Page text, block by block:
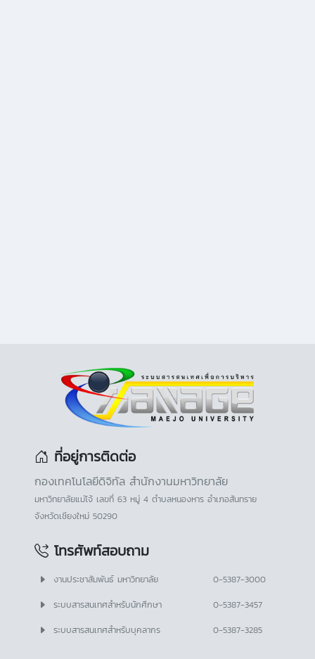
ที่อยู่การติดต่อ
กองเทคโนโลยีดิจิทัล สำนักงานมหาวิทยาลัย
มหาวิทยาลัยแม่โจ้ เลขที่ 63 หมู่ 4 ตำบลหนองหาร อำเภอสันทราย
จังหวัดเชียงใหม่ 50290
โทรศัพท์สอบถาม
งานประชาสัมพันธ์ มหาวิทยาลัย
0-5387-3000
ระบบสารสนเทศสำหรับนักศึกษา
0-5387-3457
ระบบสารสนเทศสำหรับบุคลากร
0-5387-3285